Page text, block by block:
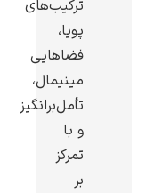
رامبرانت
ترکیب‌های
پویا،
فضاهایی
مینیمال،
تأمل‌برانگیز
و با
تمرکز
بر